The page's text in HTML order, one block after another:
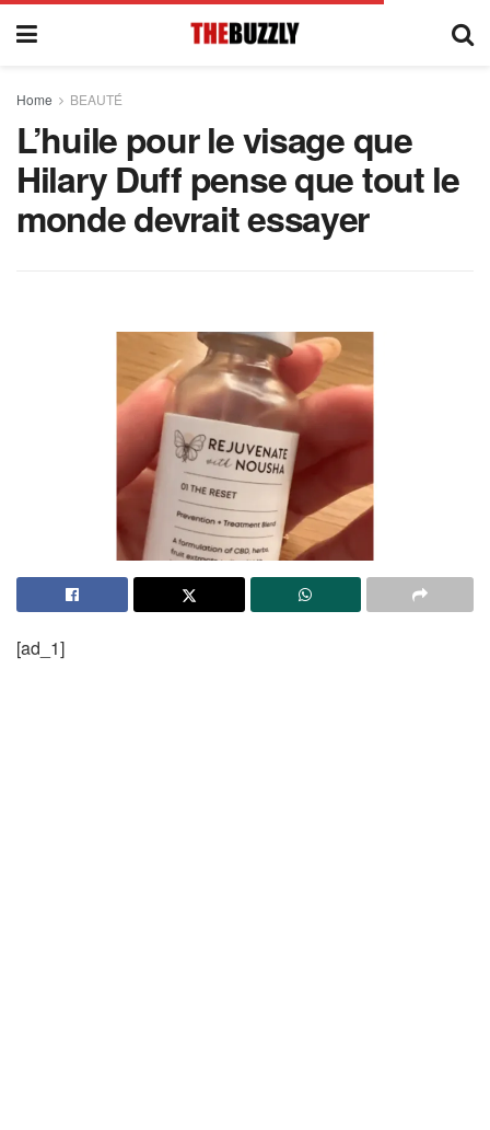
Home BEAUTÉ
L’huile pour le visage que
Hilary Duff pense que tout le
monde devrait essayer
[ad_1]